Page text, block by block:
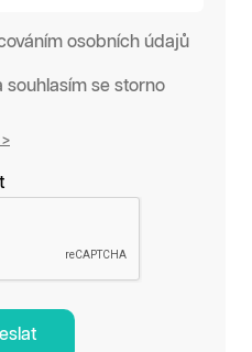
osobních údajů
souhlasím se storno